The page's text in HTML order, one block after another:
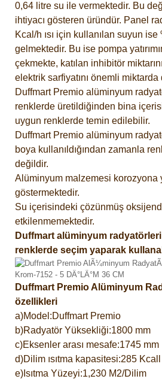
0,64 litre su ile vermektedir. Bu
ihtiyacı gösteren üründür. Panel
Kcal/h ısı için kullanılan suyun ise
gelmektedir. Bu ise pompa
çekmekte, katılan inhibitör
elektrik sarfiyatını önemli
Duffmart Premio alüminyum
renklerde üretildiğinden bina
uygun renklerde temin edilebilir.
Duffmart Premio alüminyum
boya kullanıldığından zamanla
değildir.
Alüminyum malzemesi korozyona
göstermektedir.
Su içerisindeki çözünmüş
etkilenmemektedir.
Duffmart alüminyum radyatörleri
renklerde seçim yaparak
Duffmart Premio Alüminyum
özellikleri
a)Model:Duffmart Premio
b)Radyatör Yüksekliği:1800 mm
c)Eksenler arası mesafe:1745 mm
d)Dilim ısıtma kapasitesi:285 Kcall
e)Isıtma Yüzeyi:1,230 M2/Dilim